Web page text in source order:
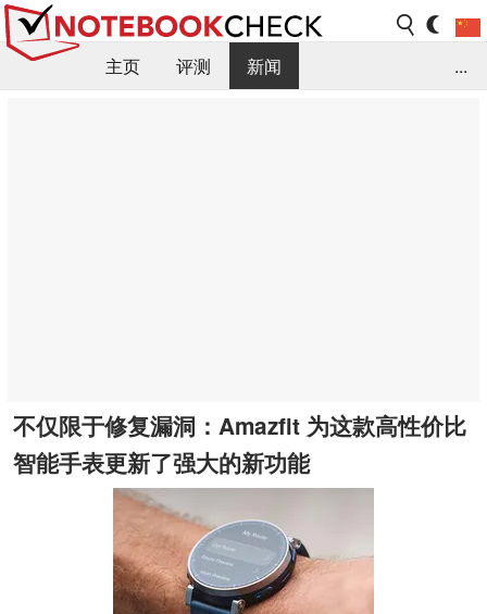
主页 评测
新闻
...
不仅限于修复漏洞：Amazfit 为这款高性价比
智能手表更新了强大的新功能